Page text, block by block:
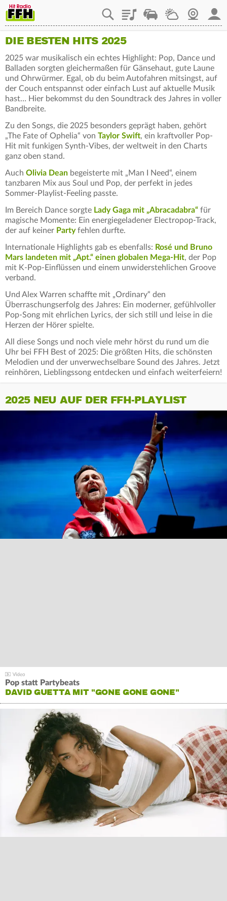
PlaylistStaupilotWetterWebcam
DIE BESTEN HITS 2025
2025 war musikalisch ein echtes Highlight: Pop, Dance und
Balladen sorgten gleichermaßen für Gänsehaut, gute Laune
und Ohrwürmer. Egal, ob du beim Autofahren mitsingst, auf
der Couch entspannst oder einfach Lust auf aktuelle Musik
hast… Hier bekommst du den Soundtrack des Jahres in voller
Bandbreite.
Zu den Songs, die 2025 besonders geprägt haben, gehört
„The Fate of Ophelia“ von Taylor Swift, ein kraftvoller Pop-
Hit mit funkigen Synth-Vibes, der weltweit in den Charts
ganz oben stand.
Auch Olivia Dean begeisterte mit „Man I Need“, einem
tanzbaren Mix aus Soul und Pop, der perfekt in jedes
Sommer-Playlist-Feeling passte.
Im Bereich Dance sorgte Lady Gaga mit „Abracadabra“ für
magische Momente: Ein energiegeladener Electropop-Track,
der auf keiner Partyfehlen durfte.
Internationale Highlights gab es ebenfalls: Rosé und Bruno
Mars landeten mit „Apt.“ einen globalen Mega-Hit, der Pop
mit K-Pop-Einflüssen und einem unwiderstehlichen Groove
verband.
Und Alex Warren schaffte mit „Ordinary“ den
Überraschungserfolg des Jahres: Ein moderner, gefühlvoller
Pop-Song mit ehrlichen Lyrics, der sich still und leise in die
Herzen der Hörer spielte.
All diese Songs und noch viele mehr hörst du rund um die
Uhr bei FFH Best of 2025: Die größten Hits, die schönsten
Melodien und der unverwechselbare Sound des Jahres. Jetzt
reinhören, Lieblingssong entdecken und einfach weiterfeiern!
2025 NEU AUF DER FFH-PLAYLIST
Pop statt Partybeats
DAVID GUETTA MIT "GONE GONE GONE"